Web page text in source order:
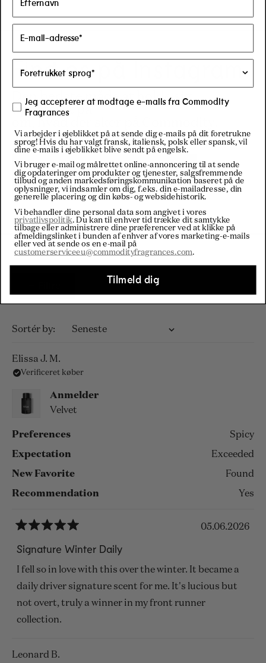
Find os på Instagram
Den bedste måde at holde sig
opdateret på
Besøg vores
Instagram
Sortér
Elissa J. M.
Verificeret køber
Anmelder
Velvet
Preferences Spicy
Expectation Exceeded
New Favorite Found
Recommendation Yes
5
ud
af
5
stjerner
05.06.2026
Signature Winter Daily
I fell so in love with this over the winter. It became a
daily driver signature scent for me. It's lucious but
not overt, truly a winner in my front runner
collection.
Leonard B.
Jeg accepterer at modtage e-mails fra Commodity
Fragrances
Vi arbejder i øjeblikket på at sende dig e-mails på dit foretrukne
sprog! Hvis du har valgt fransk, italiensk, polsk eller spansk, vil
dine e-mails i øjeblikket blive sendt på engelsk.
Vi bruger e-mail og målrettet online-annoncering til at sende
dig opdateringer om produkter og tjenester, salgsfremmende
tilbud og anden markedsføringskommunikation baseret på de
oplysninger, vi indsamler om dig, f.eks. din e-mailadresse, din
generelle placering og din købs- og websidehistorik.
Vi behandler dine personal data som angivet i vores
privatlivspolitik. Du kan til enhver tid trække dit samtykke
tilbage eller administrere dine præferencer ved at klikke på
afmeldingslinket i bunden af enhver af vores marketing-e-mails
eller ved at sende os en e-mail på
customerserviceeu@commodityfragrances.com.
Tilmeld dig